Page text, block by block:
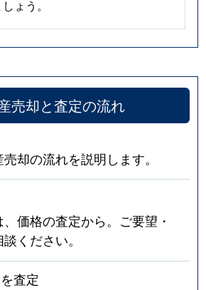
ょう。
売却と査定の流れ
却の流れを説明します。
価格の査定から。ご要望・
ください。
査定